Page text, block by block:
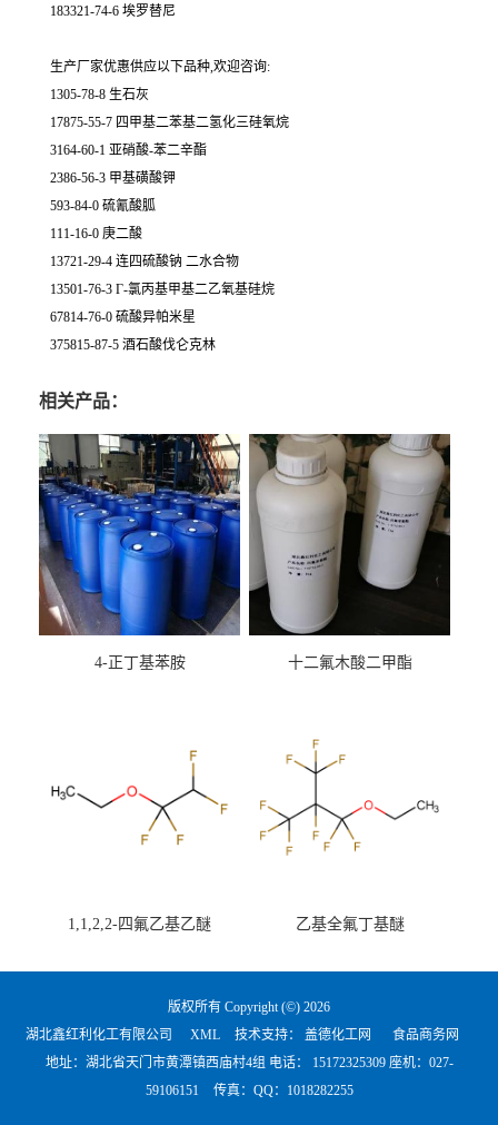
183321-74-6 埃罗替尼
生产厂家优惠供应以下品种,欢迎咨询:
1305-78-8 生石灰
17875-55-7 四甲基二苯基二氢化三硅氧烷
3164-60-1 亚硝酸-苯二辛酯
2386-56-3 甲基磺酸钾
593-84-0 硫氰酸胍
111-16-0 庚二酸
13721-29-4 连四硫酸钠 二水合物
13501-76-3 Γ-氯丙基甲基二乙氧基硅烷
67814-76-0 硫酸异帕米星
375815-87-5 酒石酸伐仑克林
相关产品：
4-正丁基苯胺 十二氟木酸二甲酯
1,1,2,2-四氟乙基乙醚 乙基全氟丁基醚
版权所有 Copyright (©) 2026
湖北鑫红利化工有限公司
XML 技术支持： 盖德化工网
食品商务网
地址：湖北省天门市黄潭镇西庙村4组 电话：
15172325309 座机：027-
59106151
传真：QQ：1018282255